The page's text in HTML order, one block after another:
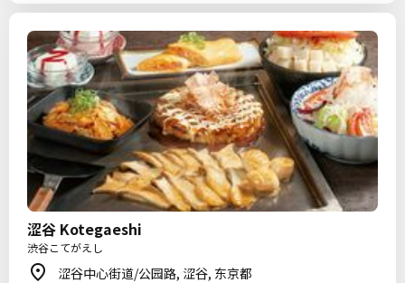
涩谷 Kotegaeshi
渋谷こてがえし
涩谷中心街道/公园路, 涩谷, 东京都